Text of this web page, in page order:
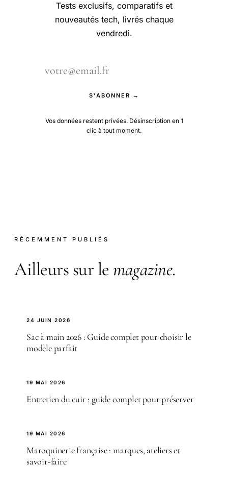
Tests exclusifs, comparatifs et
nouveautés tech, livrés chaque
vendredi.
S'ABONNER →
Vos données restent privées. Désinscription en 1
clic à tout moment.
RÉCEMMENT PUBLIÉS
Ailleurs sur le magazine.
24 JUIN 2026
Sac à main 2026 : Guide complet pour choisir le
modèle parfait
19 MAI 2026
Entretien du cuir : guide complet pour préserver
19 MAI 2026
Maroquinerie française : marques, ateliers et
savoir-faire